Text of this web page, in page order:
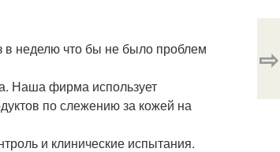
в неделю что бы не было проблем
Наша фирма использует
по слежению за кожей на
и клинические испытания.
⇨